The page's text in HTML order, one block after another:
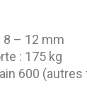
8 – 12 mm
: 175 kg
600